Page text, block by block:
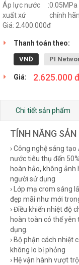
Áp lực nước
:
xuất xứ
chính
Giá: 2.400.000đ
Thanh toán theo:
VNĐ PI
Giá: 2.625.000
Chi tiết sản phẩm
TÍNH NĂNG
› Công nghệ sáng tạo
nước tiêu thụ đến
hoàn hảo, không
người sử dụng
› Lớp mạ crom sáng
đẹp mãi như mới
› Điều khiển nhiệt độ
hoàn toàn có thể
dụng.
› Bộ phận cách nhiệt
không lo bị phỏng
› Hệ vận hành vượt